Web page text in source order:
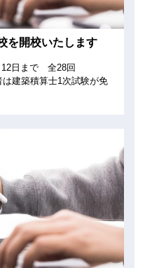
を開校いたします
12日まで 全28回
は建築積算士1次試験が免